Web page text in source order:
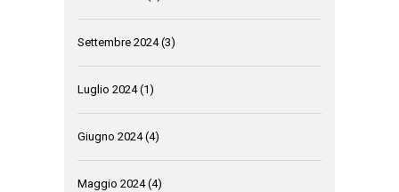
Settembre 2024(3)
Luglio 2024(1)
Giugno 2024(4)
Maggio 2024(4)